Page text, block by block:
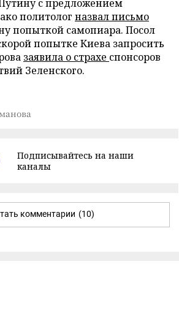
с предложением
политолог назвал письмо
попыткой самопиара. Посол
попытке Киева запросить
заявила о страхе спонсоров
Зеленского.
Подписывайтесь на наши
каналы
комментарии (10)